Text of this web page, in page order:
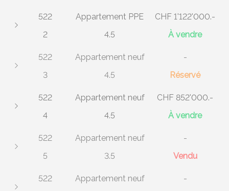
522
2
Appartement PPE
4.5
CHF 1'122'000.-
À vendre
522
3
Appartement neuf
4.5
-
Réservé
522
4
Appartement neuf
4.5
CHF 852'000.-
À vendre
522
5
Appartement neuf
3.5
-
Vendu
522
Appartement neuf
-